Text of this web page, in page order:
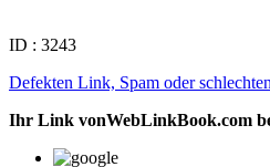
ID : 3243
Defekten Link, Spam oder
Ihr Link vonWebLinkBook.com